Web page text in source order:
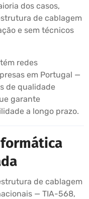
dos casos,
de cablagem
e sem técnicos
redes
em Portugal —
de qualidade
garante
a longo prazo.
de cablagem
— TIA-568,